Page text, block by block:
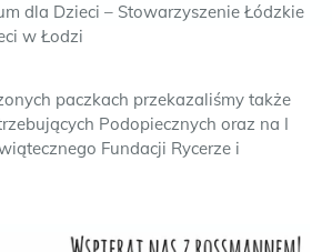
dla Dzieci – Stowarzyszenie Łódzkie
w Łodzi
paczkach przekazaliśmy także
Podopiecznych oraz na I
Fundacji Rycerze i